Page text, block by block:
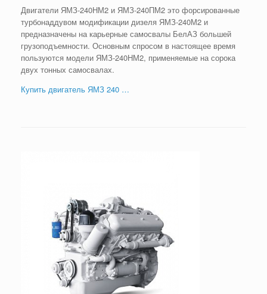
Двигатели ЯМЗ-240НМ2 и ЯМЗ-240ПМ2 это форсированные
турбонаддувом модификации дизеля ЯМЗ-240М2 и
предназначены на карьерные самосвалы БелАЗ большей
грузоподъемности. Основным спросом в настоящее время
пользуются модели ЯМЗ-240НМ2, применяемые на сорока
двух тонных самосвалах.
Купить двигатель ЯМЗ 240 …